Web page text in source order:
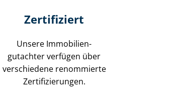
Zertifiziert
Unsere Immobilien­
gutachter verfügen über
verschiedene renommierte
Zer­ti­fi­zie­run­gen.